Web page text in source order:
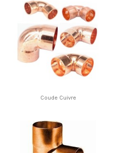
Coude Cuivre